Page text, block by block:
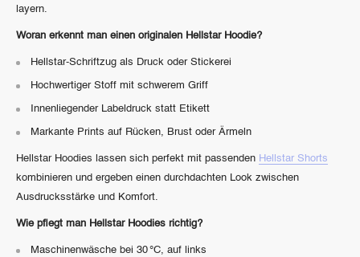
layern.
Woran erkennt man einen originalen Hellstar Hoodie?
Hellstar-Schriftzug als Druck oder Stickerei
Hochwertiger Stoff mit schwerem Griff
Innenliegender Labeldruck statt Etikett
Markante Prints auf Rücken, Brust oder Ärmeln
Hellstar Hoodies lassen sich perfekt mit passenden Hellstar Shorts
kombinieren und ergeben einen durchdachten Look zwischen
Ausdrucksstärke und Komfort.
Wie pflegt man Hellstar Hoodies richtig?
Maschinenwäsche bei 30 °C, auf links